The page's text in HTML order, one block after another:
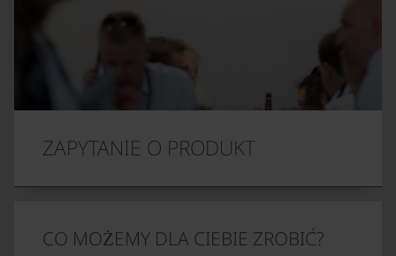
ZAPYTANIE O PRODUKT
CO MOŻEMY DLA CIEBIE ZROBIĆ?